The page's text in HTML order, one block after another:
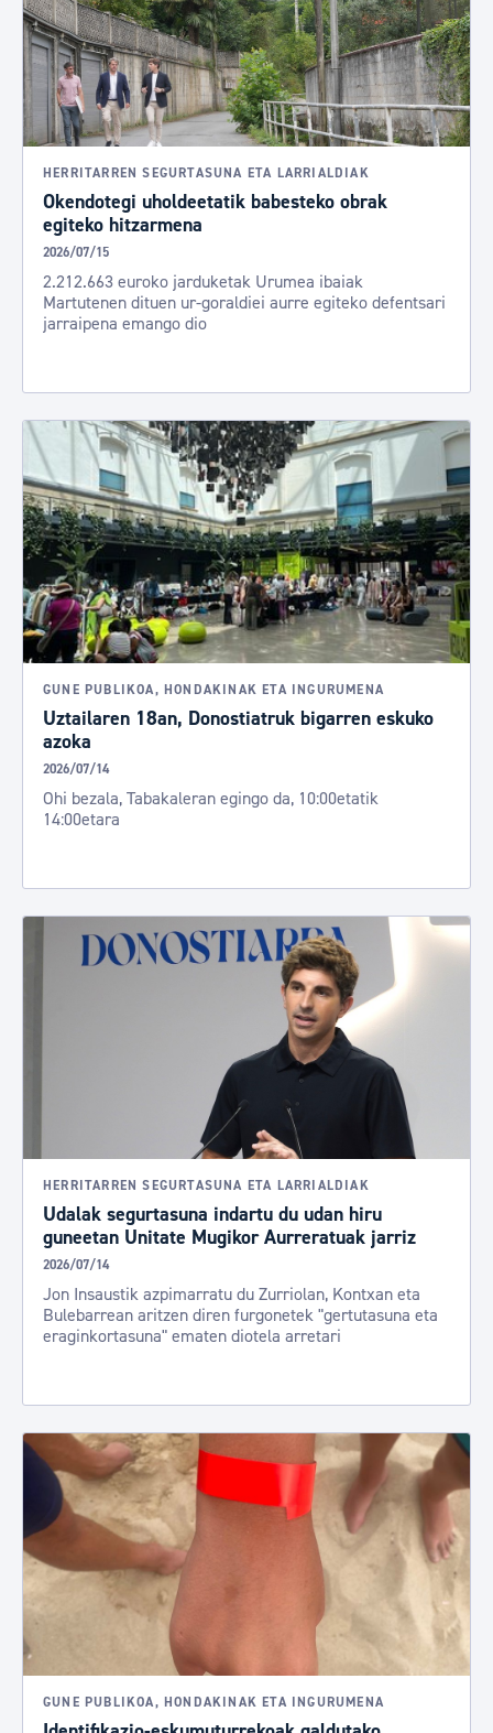
HERRITARREN SEGURTASUNA ETA LARRIALDIAK
Okendotegi uholdeetatik babesteko obrak
egiteko hitzarmena
2026/07/15
2.212.663 euroko jarduketak Urumea ibaiak
Martutenen dituen ur-goraldiei aurre egiteko defentsari
jarraipena emango dio
GUNE PUBLIKOA, HONDAKINAK ETA INGURUMENA
Uztailaren 18an, Donostiatruk bigarren eskuko
azoka
2026/07/14
Ohi bezala, Tabakaleran egingo da, 10:00etatik
14:00etara
HERRITARREN SEGURTASUNA ETA LARRIALDIAK
Udalak segurtasuna indartu du udan hiru
guneetan Unitate Mugikor Aurreratuak jarriz
2026/07/14
Jon Insaustik azpimarratu du Zurriolan, Kontxan eta
Bulebarrean aritzen diren furgonetek "gertutasuna eta
eraginkortasuna" ematen diotela arretari
GUNE PUBLIKOA, HONDAKINAK ETA INGURUMENA